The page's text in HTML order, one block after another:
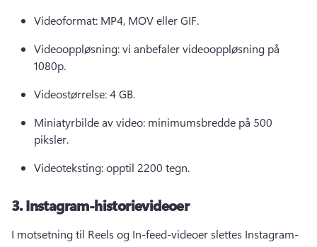
Videoformat: MP4, MOV eller GIF.
Videooppløsning: vi anbefaler videooppløsning på
1080p.
Videostørrelse: 4 GB.
Miniatyrbilde av video: minimumsbredde på 500
piksler.
Videoteksting: opptil 2200 tegn.
3.Instagram-historievideoer
I motsetning til Reels og In-feed-videoer slettes Instagram-